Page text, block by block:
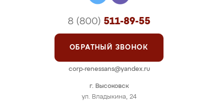
г. Высоковск
ул. Владыкина, 24
8 (800) 511-89-55
ОБРАТНЫЙ ЗВОНОК
corp-renessans@yandex.ru